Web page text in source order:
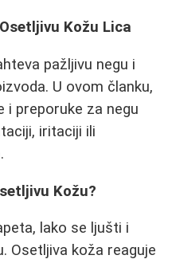
Kožu Lica
pažljivu negu i
U ovom članku,
i preporuke za negu
iritaciji ili
Kožu?
lako se ljušti i
Osetljiva koža reaguje